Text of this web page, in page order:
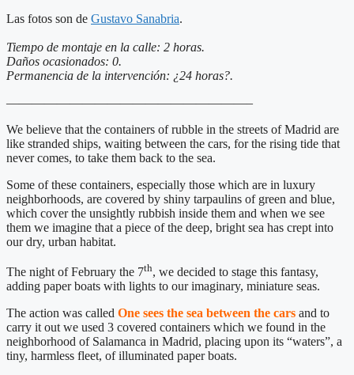
Las fotos son de Gustavo Sanabria.
Tiempo de montaje en la calle: 2 horas.
Daños ocasionados: 0.
Permanencia de la intervención: ¿24 horas?.
———————————————————–
We believe that the containers of rubble in the streets of Madrid are
like stranded ships, waiting between the cars, for the rising tide that
never comes, to take them back to the sea.
Some of these containers, especially those which are in luxury
neighborhoods, are covered by shiny tarpaulins of green and blue,
which cover the unsightly rubbish inside them and when we see
them we imagine that a piece of the deep, bright sea has crept into
our dry, urban habitat.
The night of February the 7th, we decided to stage this fantasy,
adding paper boats with lights to our imaginary, miniature seas.
The action was called One sees the sea between the cars and to
carry it out we used 3 covered containers which we found in the
neighborhood of Salamanca in Madrid, placing upon its “waters”, a
tiny, harmless fleet, of illuminated paper boats.